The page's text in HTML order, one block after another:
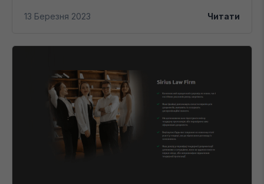
13 Березня 2023 Читати